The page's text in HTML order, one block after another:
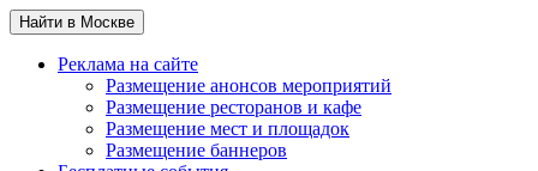
Найти в Москве
Реклама на сайте
Размещение анонсов мероприятий
Размещение ресторанов и кафе
Размещение мест и площадок
Размещение баннеров